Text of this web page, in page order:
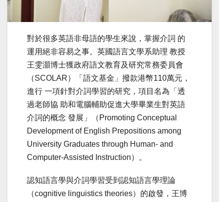
對於很多英語非母語的學生來說，掌握介詞 的
運用絕非容易之事。英國語言文學系助理 教授
王雯灝博士獲政府語文教育及研究常務委員會
（SCOLAR）「語文基金」撥款港幣110萬元，
進行 一項針對介詞學習的研究，項目名為「透
過老師協 助和電腦輔助促進大學畢業生對英語
介詞的概念 發展」（Promoting Conceptual
Development of English Prepositions among
University Graduates through Human- and
Computer-Assisted Instruction）。
認知語言學與介詞學習受到認知語言學理論
（cognitive linguistics theories）的啟發，王博